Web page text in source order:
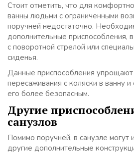
Стоит отметить, что для
ванны людьми с ограниченными
поручней недостаточно.
дополнительные приспособления,
с поворотной стрелой или
сиденья.
Данные приспособления
пересаживания с коляски в ванну
его более безопасным.
Другие
санузлов
Помимо поручней, в санузле могут
другие дополнительные